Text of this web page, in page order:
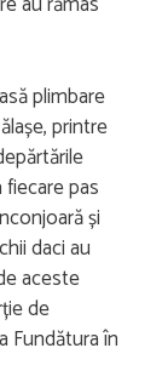
plimbare
printre
fiecare pas
și
daci au
aceste
de
Fundătura în